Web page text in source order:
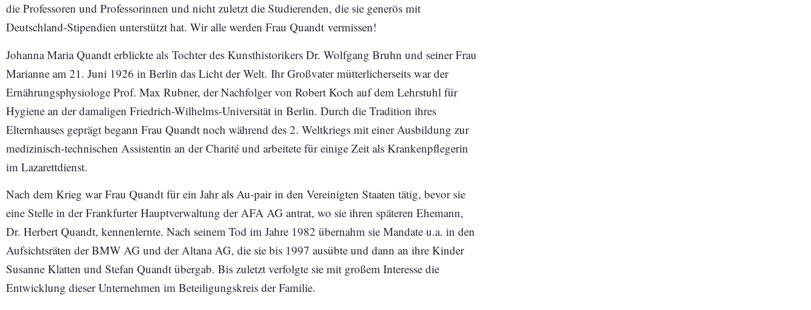
die Professoren und Professorinnen und nicht zuletzt die Studierenden, die sie generös mit
Deutschland-Stipendien unterstützt hat. Wir alle werden Frau Quandt vermissen!
Johanna Maria Quandt erblickte als Tochter des Kunsthistorikers Dr. Wolfgang Bruhn und seiner Frau
Marianne am 21. Juni 1926 in Berlin das Licht der Welt. Ihr Großvater mütterlicherseits war der
Ernährungsphysiologe Prof. Max Rubner, der Nachfolger von Robert Koch auf dem Lehrstuhl für
Hygiene an der damaligen Friedrich-Wilhelms-Universität in Berlin. Durch die Tradition ihres
Elternhauses geprägt begann Frau Quandt noch während des 2. Weltkriegs mit einer Ausbildung zur
medizinisch-technischen Assistentin an der Charité und arbeitete für einige Zeit als Krankenpflegerin
im Lazarettdienst.
Nach dem Krieg war Frau Quandt für ein Jahr als Au-pair in den Vereinigten Staaten tätig, bevor sie
eine Stelle in der Frankfurter Hauptverwaltung der AFA AG antrat, wo sie ihren späteren Ehemann,
Dr. Herbert Quandt, kennenlernte. Nach seinem Tod im Jahre 1982 übernahm sie Mandate u.a. in den
Aufsichtsräten der BMW AG und der Altana AG, die sie bis 1997 ausübte und dann an ihre Kinder
Susanne Klatten und Stefan Quandt übergab. Bis zuletzt verfolgte sie mit großem Interesse die
Entwicklung dieser Unternehmen im Beteiligungskreis der Familie.